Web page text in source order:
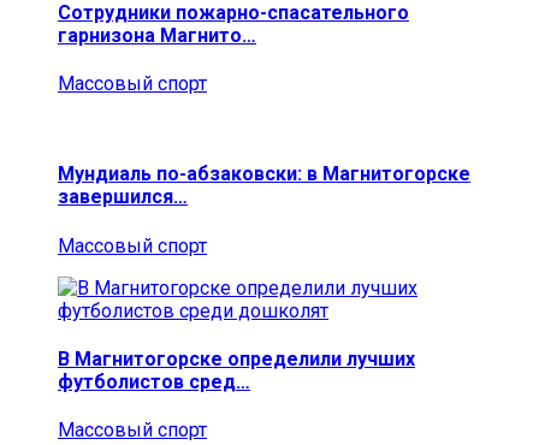
Сотрудники пожарно-спасательного
гарнизона Магнито…
Массовый спорт
Мундиаль по-абзаковски: в Магнитогорске
завершился…
Массовый спорт
В Магнитогорске определили лучших
футболистов сред…
Массовый спорт